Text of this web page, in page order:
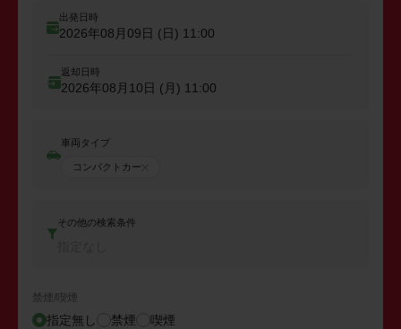
出発日時
2026年08月09日 (日) 11:00
返却日時
2026年08月10日 (月) 11:00
車両タイプ
コンパクトカー
その他の検索条件
禁煙/喫煙
指定無し 禁煙 喫煙